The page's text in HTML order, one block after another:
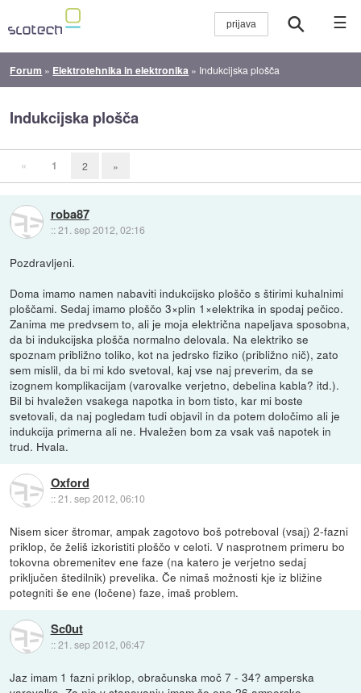
☰
Forum » Elektrotehnika in elektronika » Indukcijska plošča
Indukcijska plošča
« 1 2 »
roba87
::21. sep 2012, 02:16
Pozdravljeni.
Doma imamo namen nabaviti indukcijsko ploščo s štirimi kuhalnimi
ploščami. Sedaj imamo ploščo 3×plin 1×elektrika in spodaj pečico.
Zanima me predvsem to, ali je moja električna napeljava sposobna,
da bi indukcijska plošča normalno delovala. Na elektriko se
spoznam približno toliko, kot na jedrsko fiziko (približno nič), zato
sem mislil, da bi mi kdo svetoval, kaj vse naj preverim, da se
izognem komplikacijam (varovalke verjetno, debelina kabla? itd.).
Bil bi hvaležen vsakega napotka in bom tisto, kar mi boste
svetovali, da naj pogledam tudi objavil in da potem določimo ali je
indukcija primerna ali ne. Hvaležen bom za vsak vaš napotek in
trud. Hvala.
Oxford
::21. sep 2012, 06:10
Nisem sicer štromar, ampak zagotovo boš potreboval (vsaj) 2-fazni
priklop, če želiš izkoristiti ploščo v celoti. V nasprotnem primeru bo
tokovna obremenitev ene faze (na katero je verjetno sedaj
priključen štedilnik) prevelika. Če nimaš možnosti kje iz bližine
potegniti še ene (ločene) faze, imaš problem.
Sc0ut
::21. sep 2012, 06:47
Jaz imam 1 fazni priklop, obračunska moč 7 - 34? amperska